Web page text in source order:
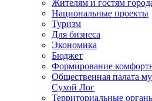
Жителям и гостям
Национальные проекты
Туризм
Для бизнеса
Экономика
Бюджет
Формирование
Общественная палата
Сухой Лог
Территориальные